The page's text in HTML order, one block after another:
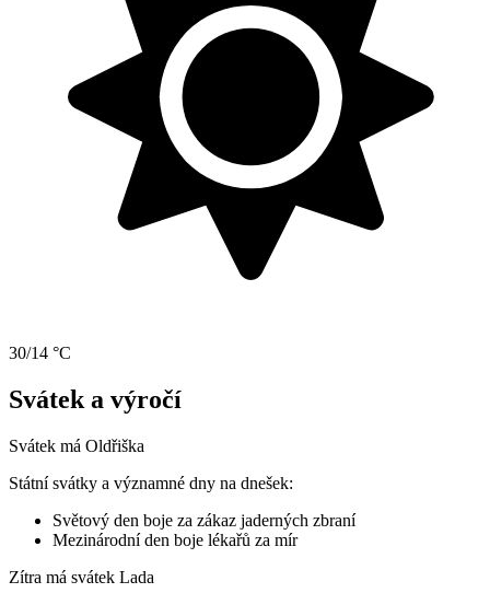
30/14 °C
Svátek a výročí
Svátek má Oldřiška
Státní svátky a významné dny na dnešek:
Světový den boje za zákaz jaderných zbraní
Mezinárodní den boje lékařů za mír
Zítra má svátek Lada